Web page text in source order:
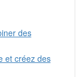
des
et créez des